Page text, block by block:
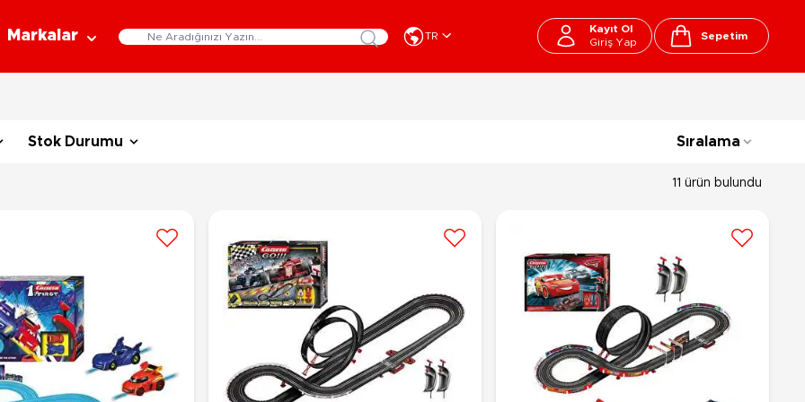
Bilim Setleri
Oyunlar
Arkadaş - Aile Kutu Oyunları
Çocuk Kutu Oyunları
Eğitici Oyunlar
Bebek Evleri
Oyuncak Bebek Aksesuarları
Oyuncak Bebek Setleri
Kozmetik ve Aksesuar
Kozmetik ve Güzellik Setleri
Aksesuar
Parti ve Özel Günler
Kostüm
Parti Malzemeleri
Yılbaşı Ürünleri
Açık Hava - Spor - Deniz
Kitaplar
Peluşlar
Ty Peluşlar
Fonksiyonel Peluşlar
Lisanslı Peluşlar
6-9 Yaş 13+ Yaş
Markalar TR
Kayıt Ol
Giriş Yap
Cart
Sepetim
Stok Durumu Sıralama
11 ürün bulundu